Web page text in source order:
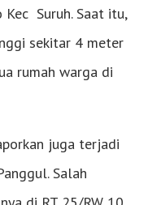
Suruh. Saat itu,
sekitar 4 meter
rumah warga di
juga terjadi
Salah